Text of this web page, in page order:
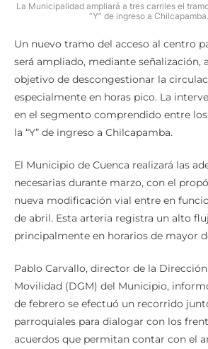
La Municipalidad ampliará a tres carriles el
“Y” de ingreso a
Un nuevo tramo del acceso al centro
será ampliado, mediante señalización,
objetivo de descongestionar la
especialmente en horas pico. La
en el segmento comprendido entre
la “Y” de ingreso a Chilcapamba.
El Municipio de Cuenca realizará las
necesarias durante marzo, con el
nueva modificación vial entre en
de abril. Esta arteria registra un alto
principalmente en horarios de mayor
Pablo Carvallo, director de la
Movilidad (DGM) del Municipio,
de febrero se efectuó un recorrido
parroquiales para dialogar con los
acuerdos que permitan contar con el